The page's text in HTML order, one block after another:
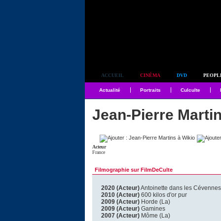
ACCUEIL CINÉMA DVD
Actualité Portraits Culculte
Jean-Pierre
Acteur
France
Filmographie sur FilmDeCulte
2020 (Acteur)Antoinette dans les Cévennes
2010 (Acteur) 600 kilos d'or pur
2009 (Acteur) Horde (La)
2009 (Acteur) Gamines
2007 (Acteur) Môme (La)